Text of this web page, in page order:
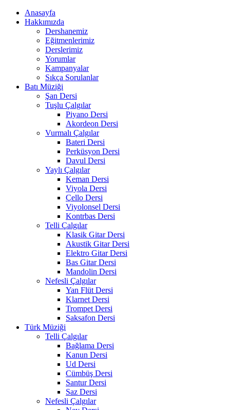
Anasayfa
Hakkımızda
Dershanemiz
Eğitmenlerimiz
Derslerimiz
Yorumlar
Kampanyalar
Sıkça Sorulanlar
Batı Müziği
Şan Dersi
Tuşlu Çalgılar
Piyano Dersi
Akordeon Dersi
Vurmalı Çalgılar
Bateri Dersi
Perküsyon Dersi
Davul Dersi
Yaylı Çalgılar
Keman Dersi
Viyola Dersi
Çello Dersi
Viyolonsel Dersi
Kontrbas Dersi
Telli Çalgılar
Klasik Gitar Dersi
Akustik Gitar Dersi
Elektro Gitar Dersi
Bas Gitar Dersi
Mandolin Dersi
Nefesli Çalgılar
Yan Flüt Dersi
Klarnet Dersi
Trompet Dersi
Saksafon Dersi
Türk Müziği
Telli Çalgılar
Bağlama Dersi
Kanun Dersi
Ud Dersi
Cümbüş Dersi
Santur Dersi
Saz Dersi
Nefesli Çalgılar